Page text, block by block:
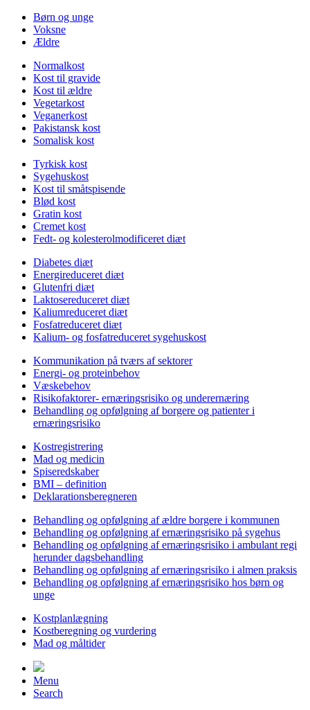
Børn og unge
Voksne
Ældre
Normalkost
Kost til gravide
Kost til ældre
Vegetarkost
Veganerkost
Pakistansk kost
Somalisk kost
Tyrkisk kost
Sygehuskost
Kost til småtspisende
Blød kost
Gratin kost
Cremet kost
Fedt- og kolesterolmodificeret diæt
Diabetes diæt
Energireduceret diæt
Glutenfri diæt
Laktosereduceret diæt
Kaliumreduceret diæt
Fosfatreduceret diæt
Kalium- og fosfatreduceret sygehuskost
Kommunikation på tværs af sektorer
Energi- og proteinbehov
Væskebehov
Risikofaktorer- ernæringsrisiko og underernæring
Behandling og opfølgning af borgere og patienter i
ernæringsrisiko
Kostregistrering
Mad og medicin
Spiseredskaber
BMI – definition
Deklarationsberegneren
Behandling og opfølgning af ældre borgere i kommunen
Behandling og opfølgning af ernæringsrisiko på sygehus
Behandling og opfølgning af ernæringsrisiko i ambulant regi
herunder dagsbehandling
Behandling og opfølgning af ernæringsrisiko i almen praksis
Behandling og opfølgning af ernæringsrisiko hos børn og
unge
Kostplanlægning
Kostberegning og vurdering
Mad og måltider
Menu
Search